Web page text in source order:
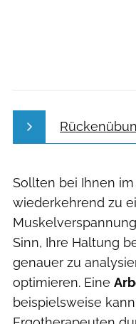
Sollten bei Ihnen
wiederkehrend zu
Sinn, Ihre Haltung
genauer zu
optimieren. Eine
beispielsweise